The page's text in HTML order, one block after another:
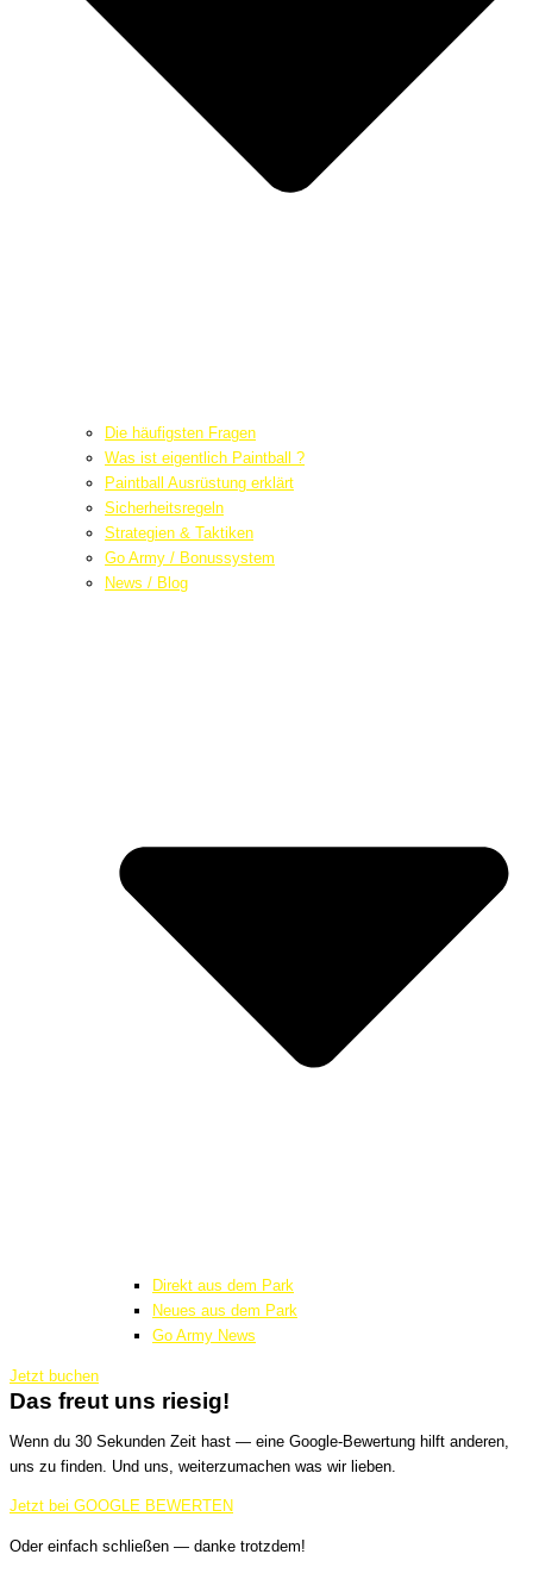
Die häufigsten Fragen
Was ist eigentlich Paintball ?
Paintball Ausrüstung erklärt
Sicherheitsregeln
Strategien & Taktiken
Go Army / Bonussystem
News / Blog
Direkt aus dem Park
Neues aus dem Park
Go Army News
Jetzt buchen
Das freut uns riesig!
Wenn du 30 Sekunden Zeit hast — eine Google-Bewertung hilft anderen,
uns zu finden. Und uns, weiterzumachen was wir lieben.
Jetzt bei GOOGLE BEWERTEN
Oder einfach schließen — danke trotzdem!